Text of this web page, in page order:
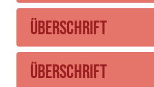
Überschrift
Überschrift